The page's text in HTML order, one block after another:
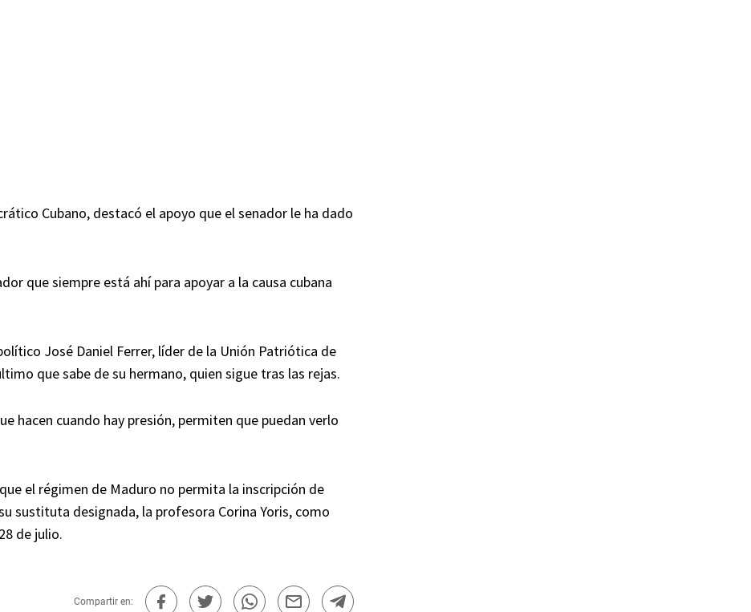
Cubano, destacó el apoyo que el senador le ha dado
que siempre está ahí para apoyar a la causa cubana
José Daniel Ferrer, líder de la Unión Patriótica de
que sabe de su hermano, quien sigue tras las rejas.
hacen cuando hay presión, permiten que puedan verlo
el régimen de Maduro no permita la inscripción de
sustituta designada, la profesora Corina Yoris, como
de julio.
Compartir en: